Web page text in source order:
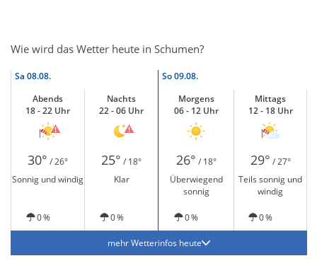
Wie wird das Wetter heute in Schumen?
Sa 08.08. So09.08.
Abends
18 - 22 Uhr
Nachts
22 - 06 Uhr
Morgens
06 - 12 Uhr
Mittags
12 - 18 Uhr
30° / 26° 25° / 18° 26° / 18° 29° / 27°
Sonnig und windig
Klar
Überwiegend
sonnig
Teils sonnig und
windig
0 % 0 % 0 % 0 %
mehr Wetterinfos heute